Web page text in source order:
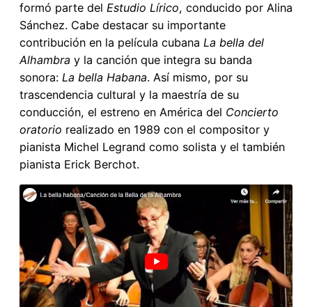
formó parte del Estudio Lírico, conducido por Alina
Sánchez. Cabe destacar su importante
contribución en la película cubana La bella del
Alhambra y la canción que integra su banda
sonora: La bella Habana. Así mismo, por su
trascendencia cultural y la maestría de su
conducción, el estreno en América del Concierto
oratorio realizado en 1989 con el compositor y
pianista Michel Legrand como solista y el también
pianista Erick Berchot.